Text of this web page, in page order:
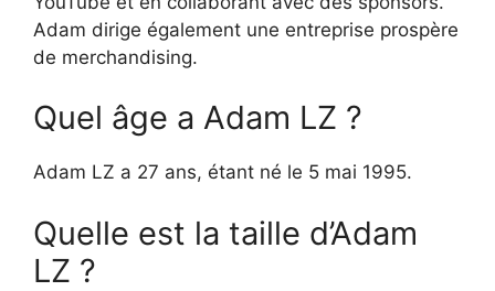
Adam dirige également une entreprise prospère
de merchandising.
Quel âge a Adam LZ ?
Adam LZ a 27 ans, étant né le 5 mai 1995.
Quelle est la taille d’Adam
LZ ?